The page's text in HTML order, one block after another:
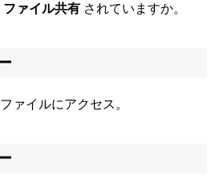
ファイル共有 されていますか。
ァイルにアクセス。